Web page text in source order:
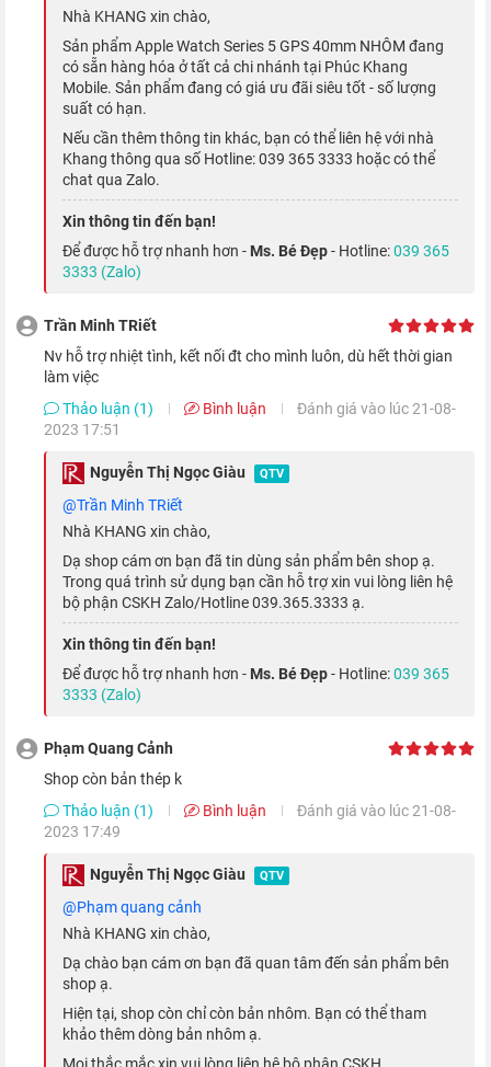
Watch Series 5 là chiếc đồng hồ thông minhđầu tiên của
Apple được trang bị tính năng Always-on. Với tính năng này,
màn hình của đồng hồ sẽ luôn bật để hiện thời gian, các thông
tin cần thiết với màu trắng đen, nhằm tiết kiệm pin. Trên Series
4 trở về trước, bạn phải giơ tay hoặc chạm vào màn hình để
xem giờ.
Tích hợp la bàn từ tính
Đây cũng là tính năng mới được Apple tích hợp trên đồng hồ
của mình. Tính năng này sẽ hữu ích đối với những người thích
chạy bộ trong rừng, giúp định vị phương hướng ở nơi không thể
truy cập mạng hay GPS không thể định vị được.
Điện tâm đồ
Nhà KHANG xin chào,
Sản phẩm Apple Watch Series 5 GPS 40mm NHÔM đang
có sẵn hàng hóa ở tất cả chi nhánh tại Phúc Khang
Mobile. Sản phẩm đang có giá ưu đãi siêu tốt - số lượng
suất có hạn.
Nếu cần thêm thông tin khác, bạn có thể liên hệ với nhà
Khang thông qua số Hotline: 039 365 3333 hoặc có thể
chat qua Zalo.
Xin thông tin đến bạn!
Để được hỗ trợ nhanh hơn - Ms. Bé Đẹp- Hotline:039 365
3333 (Zalo)
Trần Minh TRiết
Nv hỗ trợ nhiệt tình, kết nối đt cho mình luôn, dù hết thời gian
làm việc
Thảo luận (1)
Bình luận
Đánh giá vào lúc 21-08-
2023 17:51
Nguyễn Thị Ngọc Giàu QTV
@Trần Minh TRiết
Nhà KHANG xin chào,
Dạ shop cám ơn bạn đã tin dùng sản phẩm bên shop ạ.
Trong quá trình sử dụng bạn cần hỗ trợ xin vui lòng liên hệ
bộ phận CSKH Zalo/Hotline 039.365.3333 ạ.
Xin thông tin đến bạn!
Để được hỗ trợ nhanh hơn - Ms. Bé Đẹp- Hotline:039 365
3333 (Zalo)
Phạm Quang Cảnh
Shop còn bản thép k
Thảo luận (1)
Bình luận
Đánh giá vào lúc 21-08-
2023 17:49
Nguyễn Thị Ngọc Giàu QTV
@Phạm quang cảnh
Nhà KHANG xin chào,
Dạ chào bạn cám ơn bạn đã quan tâm đến sản phẩm bên
shop ạ.
Hiện tại, shop còn chỉ còn bản nhôm. Bạn có thể tham
khảo thêm dòng bản nhôm ạ.